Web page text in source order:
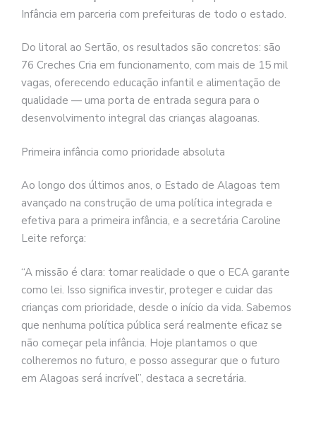
Infância em parceria com prefeituras de todo o estado.
Do litoral ao Sertão, os resultados são concretos: são
76 Creches Cria em funcionamento, com mais de 15 mil
vagas, oferecendo educação infantil e alimentação de
qualidade — uma porta de entrada segura para o
desenvolvimento integral das crianças alagoanas.
Primeira infância como prioridade absoluta
Ao longo dos últimos anos, o Estado de Alagoas tem
avançado na construção de uma política integrada e
efetiva para a primeira infância, e a secretária Caroline
Leite reforça:
“A missão é clara: tornar realidade o que o ECA garante
como lei. Isso significa investir, proteger e cuidar das
crianças com prioridade, desde o início da vida. Sabemos
que nenhuma política pública será realmente eficaz se
não começar pela infância. Hoje plantamos o que
colheremos no futuro, e posso assegurar que o futuro
em Alagoas será incrível”, destaca a secretária.